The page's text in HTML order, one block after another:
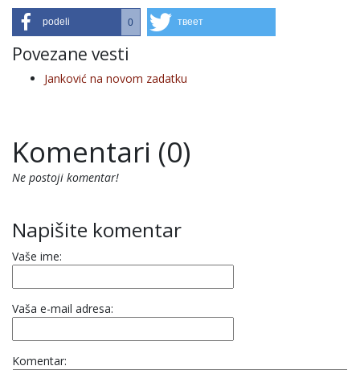
podeli 0 твеет
Povezane vesti
Janković na novom zadatku
Komentari (0)
Ne postoji komentar!
Napišite komentar
Vaše ime:
Vaša e-mail adresa:
Komentar: